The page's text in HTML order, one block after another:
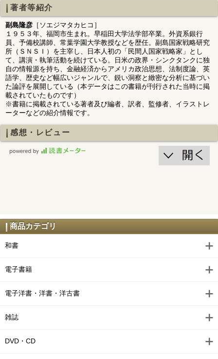
著者等紹介
副島隆彦 ［ソエジマタカヒコ］
１９５３年、福岡市生まれ。早稲田大学法学部卒業。外資系銀行
員、予備校講師、常葉学園大学教授などを歴任。副島国家戦略研究
所（ＳＮＳＩ）を主宰し、日本人初の「民間人国家戦略家」とし
て、講演・執筆活動を続けている。日米の政界・シンクタンクに独
自の情報源を持ち、金融経済からアメリカ政治思想、法制度論、英
語学、歴史など幅広いジャンルで、鋭い洞察と緻密な分析に基づい
た論評を展開している（本データはこの書籍が刊行された当時に掲
載されていたものです）
※書籍に掲載されている著者及び編者、訳者、監修者、イラストレ
ーターなどの紹介情報です。
感想・レビュー
商品カテゴリ
和書
電子書籍
電子洋書・洋書・洋古書
雑誌
DVD・CD